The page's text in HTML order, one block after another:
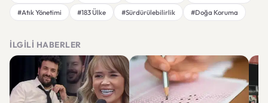
#Atık Yönetimi
#183 Ülke #Sürdürülebilirlik #Doğa Koruma
İLGILI HABERLER